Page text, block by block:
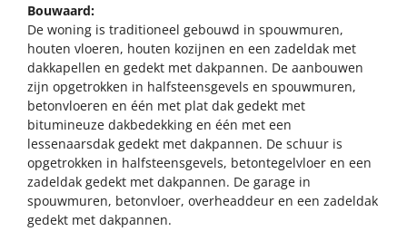
Bouwaard:
De woning is traditioneel gebouwd in spouwmuren,
houten vloeren, houten kozijnen en een zadeldak met
dakkapellen en gedekt met dakpannen. De aanbouwen
zijn opgetrokken in halfsteensgevels en spouwmuren,
betonvloeren en één met plat dak gedekt met
bitumineuze dakbedekking en één met een
lessenaarsdak gedekt met dakpannen. De schuur is
opgetrokken in halfsteensgevels, betontegelvloer en een
zadeldak gedekt met dakpannen. De garage in
spouwmuren, betonvloer, overheaddeur en een zadeldak
gedekt met dakpannen.